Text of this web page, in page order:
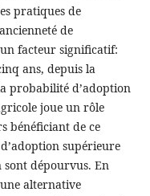
pratiques de
de
facteur significatif:
ans, depuis la
probabilité d’adoption
joue un rôle
bénéficiant de ce
supérieure
dépourvus. En
alternative